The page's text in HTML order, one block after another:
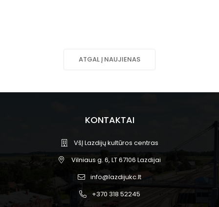
ATGAL Į NAUJIENAS
KONTAKTAI
VšĮ Lazdijų kultūros centras
Vilniaus g. 6, LT 67106 Lazdijai
info@lazdijukc.lt
+370 318 52245